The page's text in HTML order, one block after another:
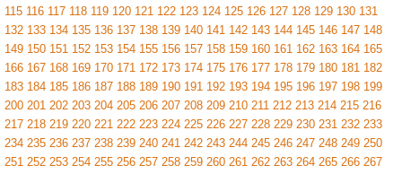
115 116 117 118 119 120 121 122 123 124 125 126 127 128 129 130 131
132 133 134 135 136 137 138 139 140 141 142 143 144 145 146 147 148
149 150 151 152 153 154 155 156 157 158 159 160 161 162 163 164 165
166 167 168 169 170 171 172 173 174 175 176 177 178 179 180 181 182
183 184 185 186 187 188 189 190 191 192 193 194 195 196 197 198 199
200 201 202 203 204 205 206 207 208 209 210 211 212 213 214 215 216
217 218 219 220 221 222 223 224 225 226 227 228 229 230 231 232 233
234 235 236 237 238 239 240 241 242 243 244 245 246 247 248 249 250
251 252 253 254 255 256 257 258 259 260 261 262 263 264 265 266 267